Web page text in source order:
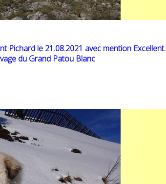
Pichard le 21.08.2021 avec mention Excellent.
du Grand Patou Blanc